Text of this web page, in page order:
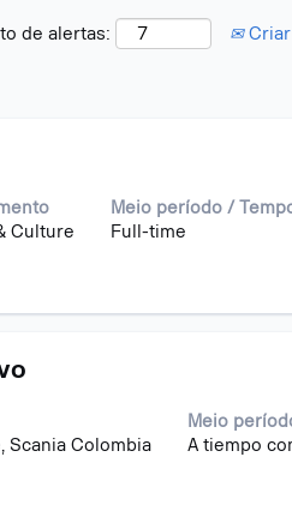
de alertas: Criar
Culture
Meio período /
Full-time
Scania Colombia
Meio
A tiempo